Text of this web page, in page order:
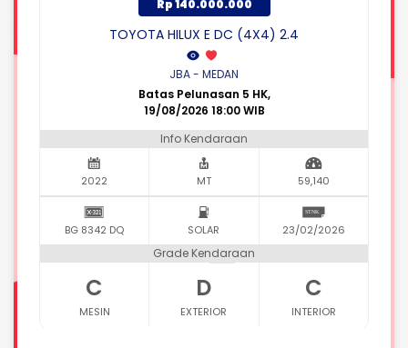
Rp 140.000.000
TOYOTA HILUX E DC (4X4) 2.4
JBA - MEDAN
Batas Pelunasan 5 HK,
19/08/2026 18:00 WIB
Info Kendaraan
2022 MT 59,140
BG 8342 DQ SOLAR 23/02/2026
Grade Kendaraan
C
MESIN
D
EXTERIOR
C
INTERIOR